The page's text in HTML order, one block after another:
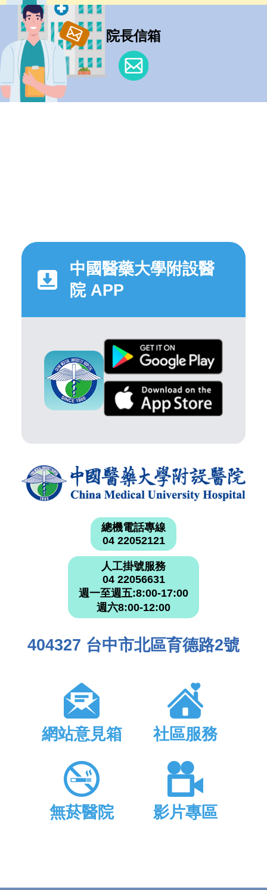
院長信箱
中國醫藥大學附設醫
院 APP
總機電話專線
04 22052121
人工掛號服務
04 22056631
週一至週五:8:00-17:00
週六8:00-12:00
404327 台中市北區育德路2號
網站意見箱 社區服務
無菸醫院 影片專區